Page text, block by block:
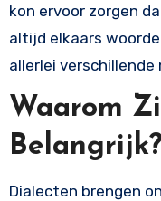
kon ervoor zorgen
altijd elkaars
allerlei
Waarom
Belangrijk?
Dialecten brengen